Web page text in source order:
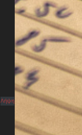
Λήψη